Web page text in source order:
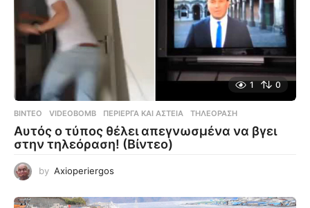
1 0
ΒΊΝΤΕΟ VIDEOBOMB ,ΠΕΡΊΕΡΓΑ ΚΑΙ ΑΣΤΕΊΑ ,ΤΗΛΕΌΡΑΣΗ
Αυτός ο τύπος θέλει απεγνωσμένα να βγει
στην τηλεόραση! (Βίντεο)
by Axioperiergos